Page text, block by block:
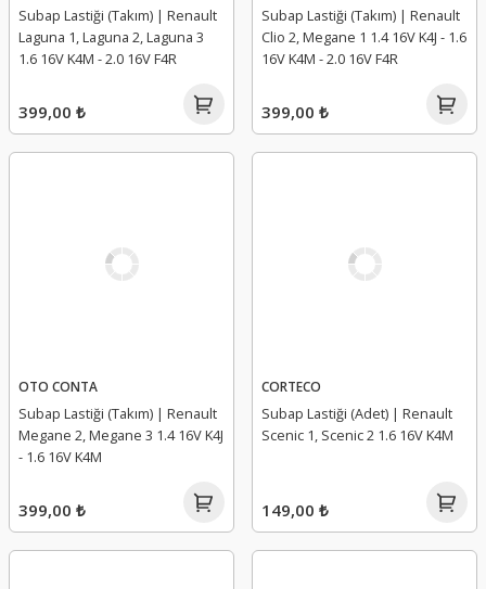
Subap Lastiği (Takım) | Renault
Laguna 1, Laguna 2, Laguna 3
1.6 16V K4M - 2.0 16V F4R
399,00 ₺
Subap Lastiği (Takım) | Renault
Clio 2, Megane 1 1.4 16V K4J - 1.6
16V K4M - 2.0 16V F4R
399,00 ₺
OTO CONTA
Subap Lastiği (Takım) | Renault
Megane 2, Megane 3 1.4 16V K4J
- 1.6 16V K4M
399,00 ₺
CORTECO
Subap Lastiği (Adet) | Renault
Scenic 1, Scenic 2 1.6 16V K4M
149,00 ₺